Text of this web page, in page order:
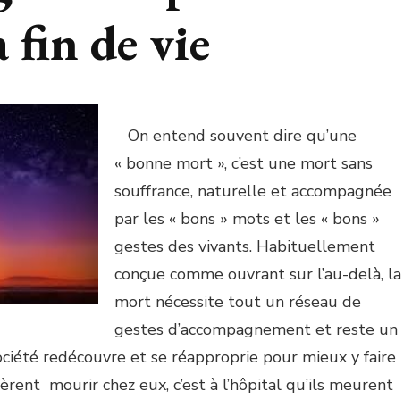
fin de vie
On entend souvent dire qu’une
« bonne mort », c’est une mort sans
souffrance, naturelle et accompagnée
par les « bons » mots et les « bons »
gestes des vivants. Habituellement
conçue comme ouvrant sur l’au-delà, la
mort nécessite tout un réseau de
gestes d’accompagnement et reste un
redécouvre et se réapproprie pour mieux y faire
mourir chez eux, c’est à l’hôpital qu’ils meurent